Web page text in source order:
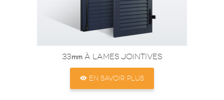
33mm à lames jointives
EN SAVOIR PLUS